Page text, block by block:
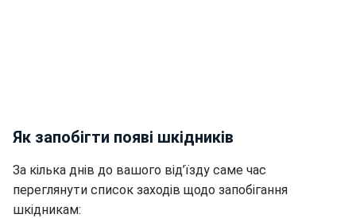
Як запобігти появі шкідників
За кілька днів до вашого від’їзду саме час
переглянути список заходів щодо запобігання
шкідникам: